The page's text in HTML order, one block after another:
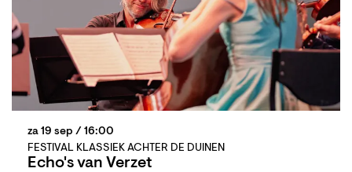
Echo's van Verzet
FESTIVAL KLASSIEK ACHTER DE DUINEN
za 19 sep / 16:00